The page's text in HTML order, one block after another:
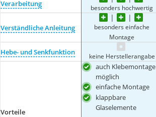
Verarbeitung
besonders hochwertig
Verständliche Anleitung
besonders einfache
Montage
Hebe- und Senkfunktion keine Herstellerangabe
Vorteile
auch Klebemontage
möglich
einfache Montage
klappbare
Glaselemente